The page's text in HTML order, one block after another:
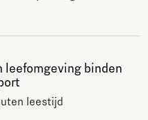
leefomgeving binden
leestijd